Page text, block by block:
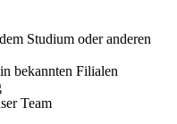
Studium oder anderen
bekannten Filialen
Team